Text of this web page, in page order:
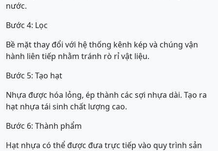
nước.
Bước 4: Lọc
Bề mặt thay đổi với hệ thống kênh kép và chúng vận
hành liên tiếp nhằm tránh rò rỉ vật liệu.
Bước 5: Tạo hạt
Nhựa được hóa lỏng, ép thành các sợi nhựa dài. Tạo ra
hạt nhựa tái sinh chất lượng cao.
Bước 6: Thành phẩm
Hạt nhựa có thể được đưa trực tiếp vào quy trình sản